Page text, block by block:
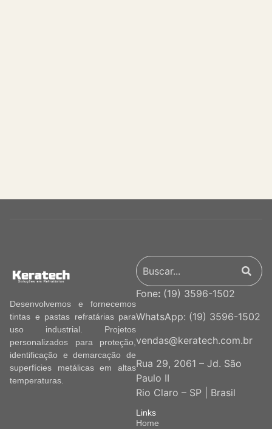
Desenvolvemos e fornecemos
tintas e pastas refratárias para
uso industrial. Projetos
personalizados para proteção,
identificação e demarcação de
superfícies metálicas em altas
temperaturas.
Fone: (19) 3596-1502
WhatsApp: (19) 3596-1502
vendas@keratech.com.br
Rua 29, 2061 – Jd. São
Paulo II
Rio Claro – SP | Brasil
Links
Home